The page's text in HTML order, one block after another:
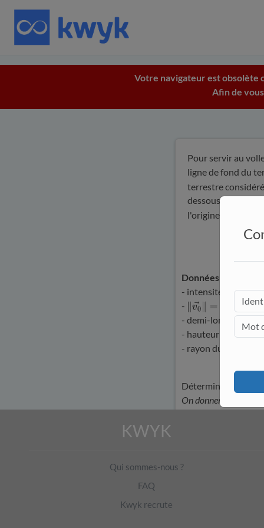
Votre navigateur est obsolète
Afin de
Pour servir au
ligne de fond du
terrestre
dessous sans
l'origine est le point
Données :
- intensité du
-
v0→ ‖= s−1
;
- demi-longueur du
- hauteur du filet : H
- rayon du ballon :
Déterminer la
On donnera le
KWYK
Qui sommes-nous ?
FAQ
Kwyk recrute